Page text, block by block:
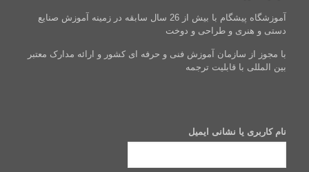
آموزشگاه پیشگام با بیش از 26 سال سابقه در زمینه آموزش صنایع
دستی و هنری و طراحی و دوخت
با مجوز از سازمان آموزش فنی و حرفه ای کشور و ارائه مدارک معتبر
بین المللی با قابلیت ترجمه
نام کاربری یا نشانی ایمیل